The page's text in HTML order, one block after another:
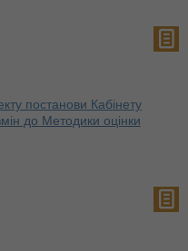
постанови Кабінету
до Методики оцінки